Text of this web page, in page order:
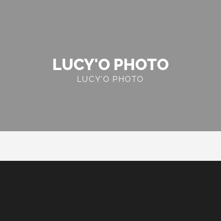
LUCY'O PHOTO
LUCY'O PHOTO